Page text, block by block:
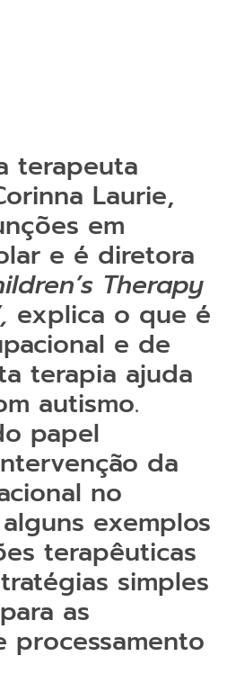
terapeuta
Laurie,
em
e é diretora
Therapy
explica o que é
e de
terapia ajuda
autismo.
papel
da
no
exemplos
terapêuticas
simples
as
processamento